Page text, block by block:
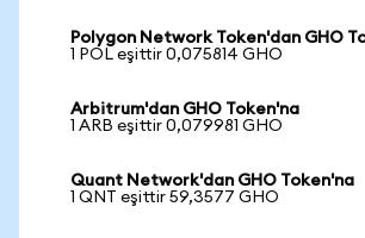
Polygon Network Token'dan GHO
1 POL eşittir 0,075814 GHO
Arbitrum'dan GHO Token'na
1 ARB eşittir 0,079981 GHO
Quant Network'dan GHO Token'na
1 QNT eşittir 59,3577 GHO